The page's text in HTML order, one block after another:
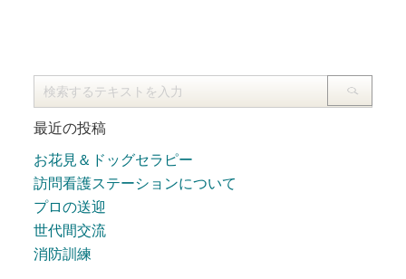
最近の投稿
お花見＆ドッグセラピー
訪問看護ステーションについて
プロの送迎
世代間交流
消防訓練